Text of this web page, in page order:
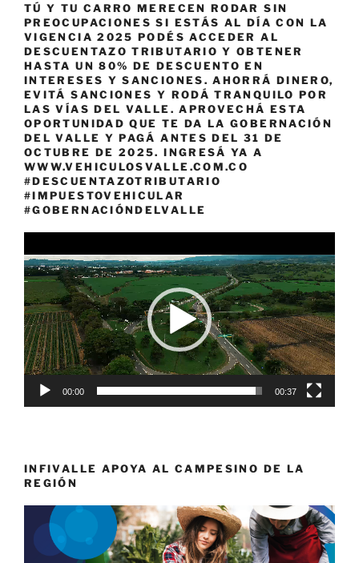
TÚ Y TU CARRO MERECEN RODAR SIN
PREOCUPACIONES SI ESTÁS AL DÍA CON LA
VIGENCIA 2025 PODÉS ACCEDER AL
DESCUENTAZO TRIBUTARIO Y OBTENER
HASTA UN 80% DE DESCUENTO EN
INTERESES Y SANCIONES. AHORRÁ DINERO,
EVITÁ SANCIONES Y RODÁ TRANQUILO POR
LAS VÍAS DEL VALLE. APROVECHÁ ESTA
OPORTUNIDAD QUE TE DA LA GOBERNACIÓN
DEL VALLE Y PAGÁ ANTES DEL 31 DE
OCTUBRE DE 2025. INGRESÁ YA A
WWW.VEHICULOSVALLE.COM.CO
#DESCUENTAZOTRIBUTARIO
#IMPUESTOVEHICULAR
#GOBERNACIÓNDELVALLE
de
vídeo
00:00 00:37
INFIVALLE APOYA AL CAMPESINO DE LA
REGIÓN